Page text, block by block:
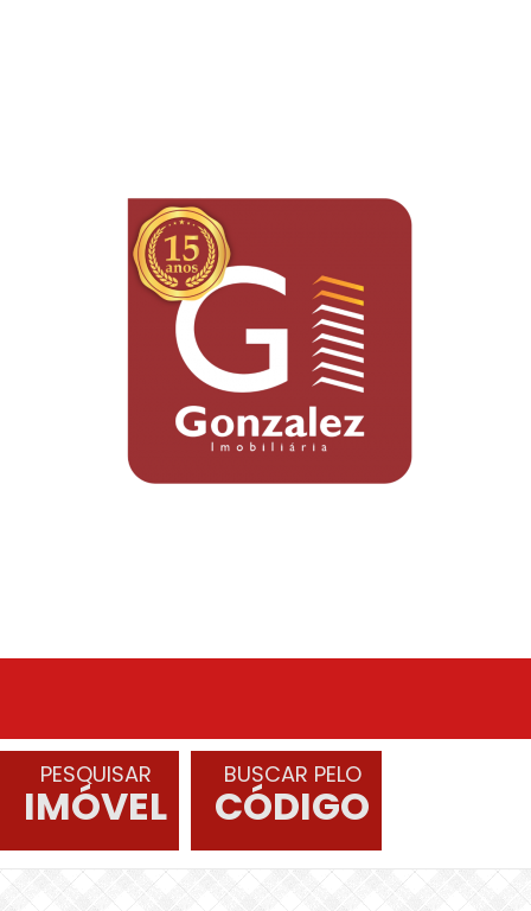
PESQUISAR
IMÓVEL
BUSCAR PELO
CÓDIGO